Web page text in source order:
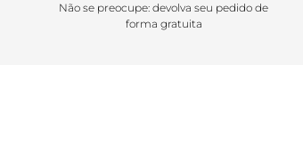
Não se preocupe: devolva seu pedido de
forma gratuita